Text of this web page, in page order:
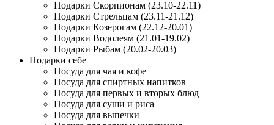
Подарки Скорпионам (23.10-22.11)
Подарки Стрельцам (23.11-21.12)
Подарки Козерогам (22.12-20.01)
Подарки Водолеям (21.01-19.02)
Подарки Рыбам (20.02-20.03)
Подарки себе
Посуда для чая и кофе
Посуда для спиртных напитков
Посуда для первых и вторых блюд
Посуда для суши и риса
Посуда для выпечки